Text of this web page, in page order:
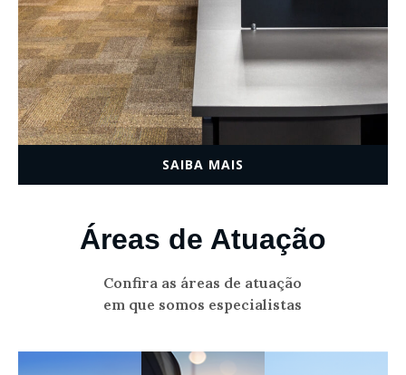
SAIBA MAIS
Áreas de Atuação
Confira as áreas de atuação
em que somos especialistas